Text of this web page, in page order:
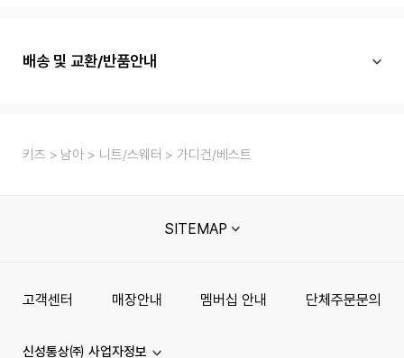
배송 및 교환/반품안내
키즈 남아 니트/스웨터 가디건/베스트
SITEMAP
고객센터 매장안내 멤버십 안내 단체주문문의
신성통상㈜ 사업자정보